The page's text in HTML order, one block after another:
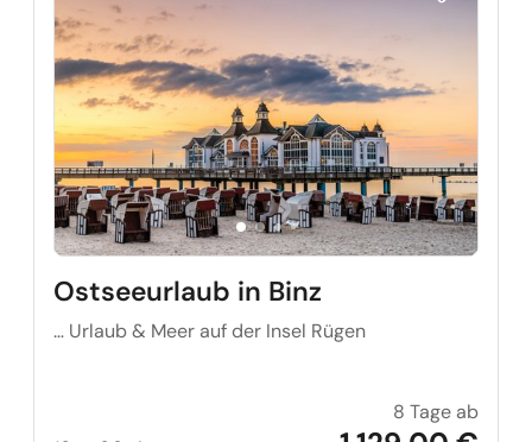
Ostseeurlaub in Binz
… Urlaub & Meer auf der Insel Rügen
8 Tage ab